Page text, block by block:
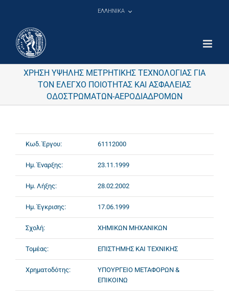
ΕΛΛΗΝΙΚΑ
ΧΡΗΣΗ ΥΨΗΛΗΣ ΜΕΤΡΗΤΙΚΗΣ ΤΕΧΝΟΛΟΓΙΑΣ ΓΙΑ
ΤΟΝ ΕΛΕΓΧΟ ΠΟΙΟΤΗΤΑΣ ΚΑΙ ΑΣΦΑΛΕΙΑΣ
ΟΔΟΣΤΡΩΜΑΤΩΝ-ΑΕΡΟΔΙΑΔΡΟΜΩΝ
Κωδ. Έργου: 61112000
Ημ. Έναρξης: 23.11.1999
Ημ. Λήξης: 28.02.2002
Ημ. Έγκρισης: 17.06.1999
Σχολή: ΧΗΜΙΚΩΝ ΜΗΧΑΝΙΚΩΝ
Τομέας: ΕΠΙΣΤΗΜΗΣ ΚΑΙ ΤΕΧΝΙΚΗΣ
Χρηματοδότης:
ΥΠΟΥΡΓΕΙΟ ΜΕΤΑΦΟΡΩΝ &
ΕΠΙΚΟΙΝΩ